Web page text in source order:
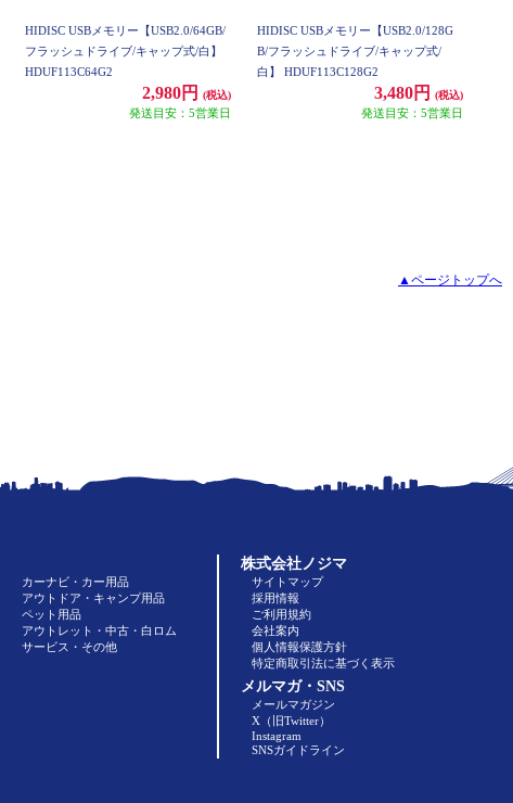
HIDISC USBメモリー【USB2.0/64GB/
フラッシュドライブ/キャップ式/白】
HDUF113C64G2
2,980円 (税込)
発送目安：5営業日
HIDISC USBメモリー【USB2.0/128G
B/フラッシュドライブ/キャップ式/
白】 HDUF113C128G2
3,480円 (税込)
発送目安：5営業日
▲ページトップへ
カーナビ・カー用品
アウトドア・キャンプ用品
ペット用品
アウトレット・中古・白ロム
サービス・その他
株式会社ノジマ
サイトマップ
採用情報
ご利用規約
会社案内
個人情報保護方針
特定商取引法に基づく表示
メルマガ・SNS
メールマガジン
X（旧Twitter）
Instagram
SNSガイドライン